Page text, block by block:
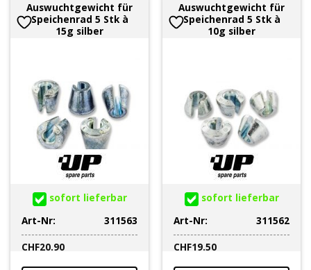
Auswuchtgewicht für
Speichenrad 5 Stk à
15g silber
sofort lieferbar
Art-Nr:
311563
CHF20.90
Auswuchtgewicht für
Speichenrad 5 Stk à
10g silber
sofort lieferbar
Art-Nr:
311562
CHF19.50